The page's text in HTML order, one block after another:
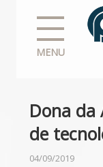
MENU
Dona da
de
04/09/2019